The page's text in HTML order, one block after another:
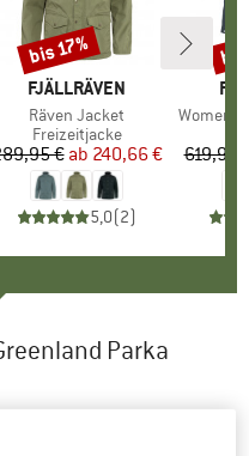
MARKE
FJÄLLRÄVEN
Artikel
Räven Jacket
Produktgruppe
Freizeitjacke
Preis
€ reduzierter Preis
ab 240,66 €
5,0(2)
Rabatt
bis 17%
Artikel
Women's
619,95
Parka